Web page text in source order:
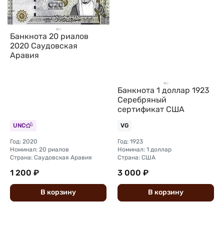
Банкнота 20 риалов
2020 Саудовская
Аравия
UNC
Год: 2020
Номинал: 20 риалов
Страна: Саудовская Аравия
1 200 ₽
В корзину
Банкнота 1 доллар 1923
Серебряный
сертификат США
VG
Год: 1923
Номинал: 1 доллар
Страна: США
3 000 ₽
В корзину